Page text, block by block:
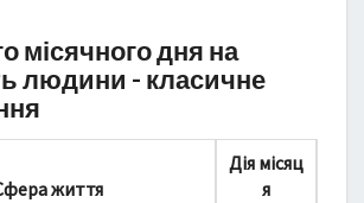
місячного дня на
людини - класичне
життя
Дія місяц
я